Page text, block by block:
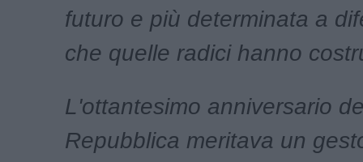
futuro e più determinata a
che quelle radici hanno
L'ottantesimo anniversario
Repubblica meritava un